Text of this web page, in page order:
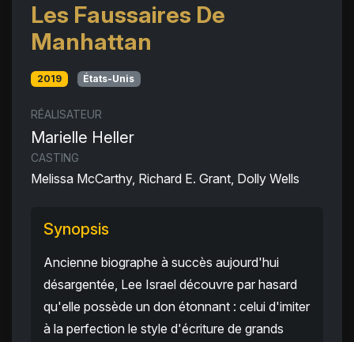
Les Faussaires De
Manhattan
2019 États-Unis
RÉALISATEUR
Marielle Heller
CASTING
Melissa McCarthy, Richard E. Grant, Dolly Wells
Synopsis
Ancienne biographe à succès aujourd'hui
désargentée, Lee Israel découvre par hasard
qu'elle possède un don étonnant : celui d'imiter
à la perfection le style d'écriture de grands